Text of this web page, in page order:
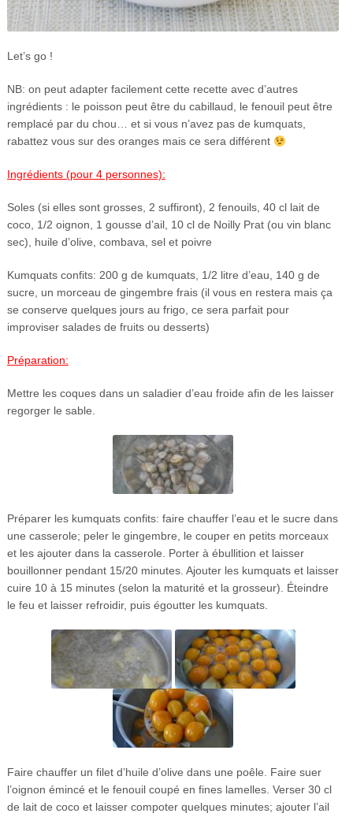
Let’s go !
NB: on peut adapter facilement cette recette avec d’autres
ingrédients : le poisson peut être du cabillaud, le fenouil peut être
remplacé par du chou… et si vous n’avez pas de kumquats,
rabattez vous sur des oranges mais ce sera différent
Ingrédients (pour 4 personnes):
Soles (si elles sont grosses, 2 suffiront), 2 fenouils, 40 cl lait de
coco, 1/2 oignon, 1 gousse d’ail, 10 cl de Noilly Prat (ou vin blanc
sec), huile d’olive, combava, sel et poivre
Kumquats confits: 200 g de kumquats, 1/2 litre d’eau, 140 g de
sucre, un morceau de gingembre frais (il vous en restera mais ça
se conserve quelques jours au frigo, ce sera parfait pour
improviser salades de fruits ou desserts)
Préparation:
Mettre les coques dans un saladier d’eau froide afin de les laisser
regorger le sable.
Préparer les kumquats confits: faire chauffer l’eau et le sucre dans
une casserole; peler le gingembre, le couper en petits morceaux
et les ajouter dans la casserole. Porter à ébullition et laisser
bouillonner pendant 15/20 minutes. Ajouter les kumquats et laisser
cuire 10 à 15 minutes (selon la maturité et la grosseur). Éteindre
le feu et laisser refroidir, puis égoutter les kumquats.
Faire chauffer un filet d’huile d’olive dans une poêle. Faire suer
l’oignon émincé et le fenouil coupé en fines lamelles. Verser 30 cl
de lait de coco et laisser compoter quelques minutes; ajouter l’ail